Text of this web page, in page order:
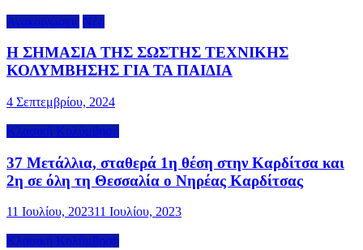
Ανακοινώσεις Νέα
Η ΣΗΜΑΣΙΑ ΤΗΣ ΣΩΣΤΗΣ ΤΕΧΝΙΚΗΣ
ΚΟΛΥΜΒΗΣΗΣ ΓΙΑ ΤΑ ΠΑΙΔΙΑ
4 Σεπτεμβρίου, 2024
Κλασική Κολύμβηση
37 Μετάλλια, σταθερά 1η θέση στην Καρδίτσα και
2η σε όλη τη Θεσσαλία ο Νηρέας Καρδίτσας
11 Ιουλίου, 202311 Ιουλίου, 2023
Κλασική Κολύμβηση